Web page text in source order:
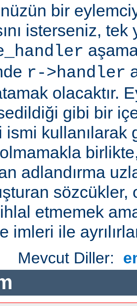
bir
isterseniz, tek
r->handler
olacaktır.
gibi bir
ismi kullanılarak
adlandırma
sözcükler,
ihlal etmemek
imleri ile
Mevcut Diller: